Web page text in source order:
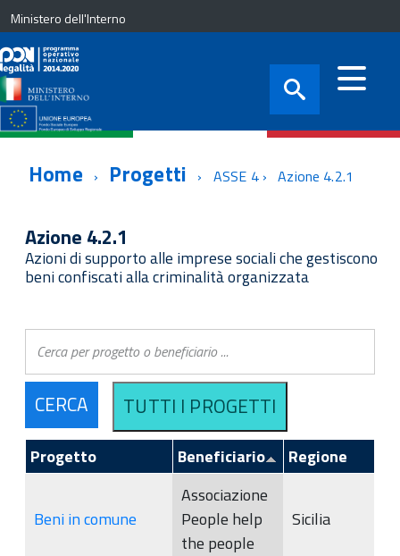
Ministero dell'Interno
Home Progetti ASSE 4 Azione 4.2.1
Azione 4.2.1
Azioni di supporto alle imprese sociali che gestiscono
beni confiscati alla criminalità organizzata
Progetto Beneficiario Regione
Beni in comune
Associazione
People help
the people
Sicilia